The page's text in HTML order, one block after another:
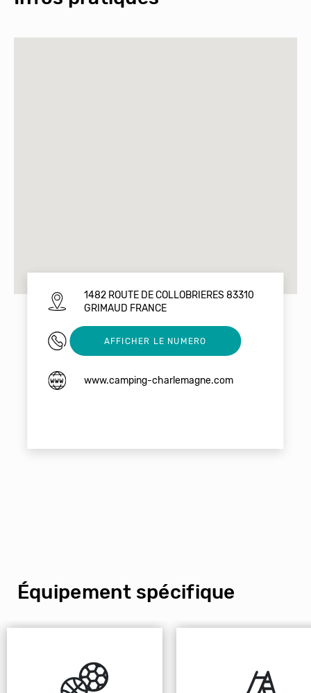
1482 ROUTE DE COLLOBRIERES 83310
GRIMAUD FRANCE
04 94 43 22 90
AFFICHER LE NUMERO
www.camping-charlemagne.com
Équipement spécifique